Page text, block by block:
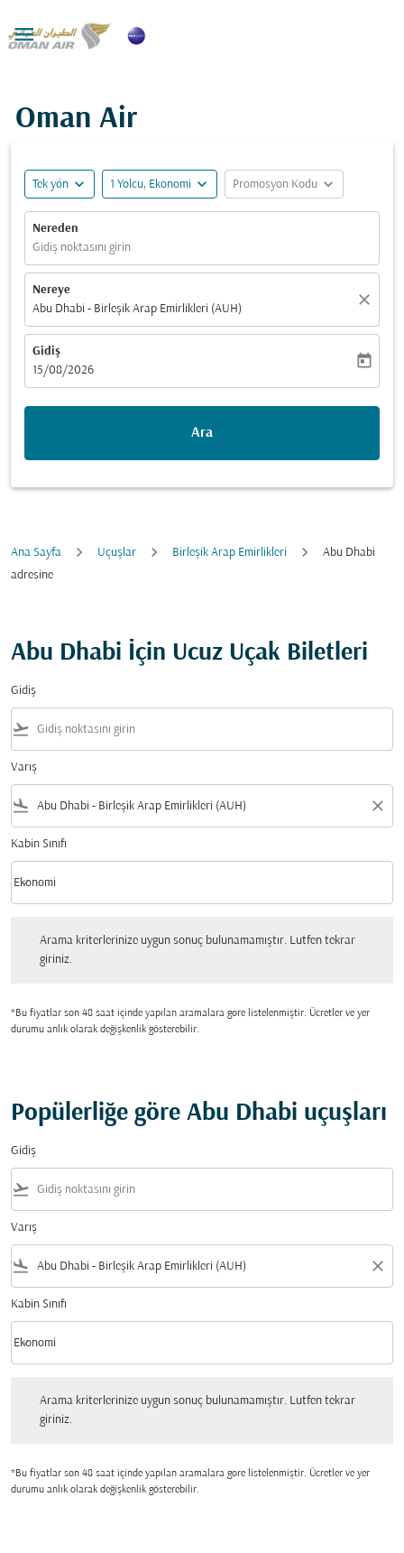

Oman Air
Tek yön expand_more 1 Yolcu, Ekonomi expand_more Promosyon Kodu expand_more
Nereden
Gidiş noktasını girin
Nereye
Abu Dhabi - Birleşik Arap Emirlikleri (AUH)
close
Gidiş
fc-booking-departure-date-aria-label
15/08/2026
today
Ara
Ana Sayfa Uçuşlar Birleşik Arap Emirlikleri
Abu Dhabi
adresine
Abu Dhabi İçin Ucuz Uçak Biletleri
Gidiş
flight_takeoff
Varış
flight_land close
Kabin Sınıfı
Kabin Sınıfı option Ekonomi Selected
Ekonomi
keyboard_arrow_down
Arama kriterlerinize uygun sonuç bulunamamıştır. Lutfen tekrar
giriniz.
*Bu fiyatlar son 48 saat içinde yapılan aramalara gore listelenmiştir. Ücretler ve yer
durumu anlık olarak değişkenlik gösterebilir.
Popülerliğe göre Abu Dhabi uçuşları
Gidiş
flight_takeoff
Varış
flight_land close
Kabin Sınıfı
Kabin Sınıfı option Ekonomi Selected
Ekonomi
keyboard_arrow_down
Arama kriterlerinize uygun sonuç bulunamamıştır. Lutfen tekrar
giriniz.
*Bu fiyatlar son 48 saat içinde yapılan aramalara gore listelenmiştir. Ücretler ve yer
durumu anlık olarak değişkenlik gösterebilir.